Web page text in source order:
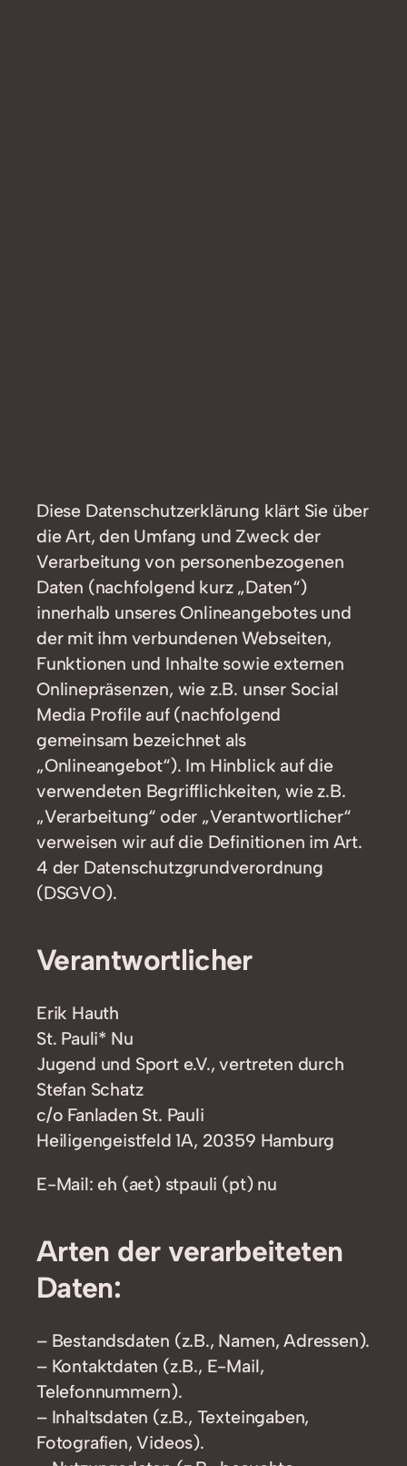
Diese Datenschutzerklärung klärt Sie über
die Art, den Umfang und Zweck der
Verarbeitung von personenbezogenen
Daten (nachfolgend kurz „Daten“)
innerhalb unseres Onlineangebotes und
der mit ihm verbundenen Webseiten,
Funktionen und Inhalte sowie externen
Onlinepräsenzen, wie z.B. unser Social
Media Profile auf (nachfolgend
gemeinsam bezeichnet als
„Onlineangebot“). Im Hinblick auf die
verwendeten Begrifflichkeiten, wie z.B.
„Verarbeitung“ oder „Verantwortlicher“
verweisen wir auf die Definitionen im Art.
4 der Datenschutzgrundverordnung
(DSGVO).
Verantwortlicher
Erik Hauth
St. Pauli* Nu
Jugend und Sport e.V., vertreten durch
Stefan Schatz
c/o Fanladen St. Pauli
Heiligengeistfeld 1A, 20359 Hamburg
E-Mail: eh (aet) stpauli (pt) nu
Arten der verarbeiteten
Daten:
– Bestandsdaten (z.B., Namen, Adressen).
– Kontaktdaten (z.B., E-Mail,
Telefonnummern).
– Inhaltsdaten (z.B., Texteingaben,
Fotografien, Videos).